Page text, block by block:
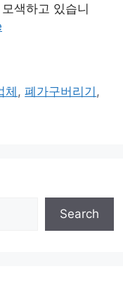
색하고 있습니
체,폐가구버리기 ,
Search